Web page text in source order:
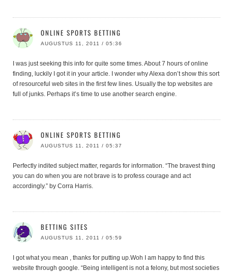
ONLINE SPORTS BETTING
AUGUSTUS 11, 2011 / 05:36
I was just seeking this info for quite some times. About 7 hours of online
finding, luckily I got it in your article. I wonder why Alexa don’t show this sort
of resourceful web sites in the first few lines. Usually the top websites are
full of junks. Perhaps it’s time to use another search engine.
ONLINE SPORTS BETTING
AUGUSTUS 11, 2011 / 05:37
Perfectly indited subject matter, regards for information. “The bravest thing
you can do when you are not brave is to profess courage and act
accordingly.” by Corra Harris.
BETTING SITES
AUGUSTUS 11, 2011 / 05:59
I got what you mean , thanks for putting up.Woh I am happy to find this
website through google. “Being intelligent is not a felony, but most societies